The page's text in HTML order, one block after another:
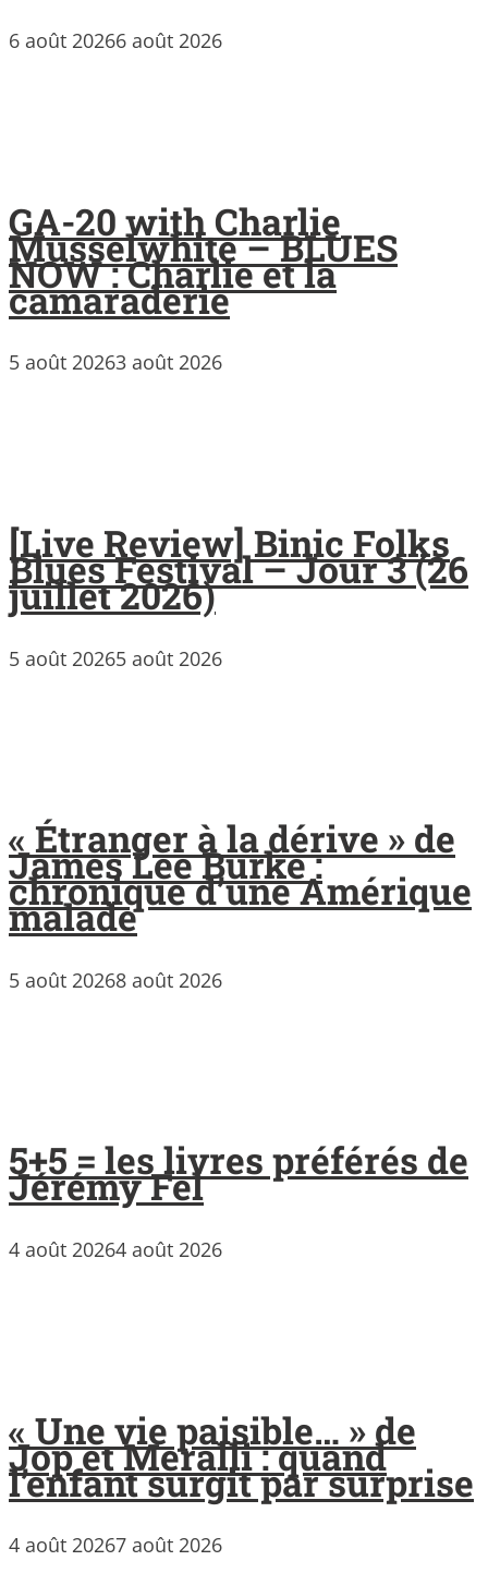
6 août 20266 août 2026
GA-20 with Charlie
Musselwhite – BLUES
NOW : Charlie et la
camaraderie
5 août 20263 août 2026
[Live Review] Binic Folks
Blues Festival – Jour 3 (26
juillet 2026)
5 août 20265 août 2026
« Étranger à la dérive » de
James Lee Burke :
chronique d’une Amérique
malade
5 août 20268 août 2026
5+5 = les livres préférés de
Jérémy Fel
4 août 20264 août 2026
« Une vie paisible… » de
Jop et Meralli : quand
l’enfant surgit par surprise
4 août 20267 août 2026